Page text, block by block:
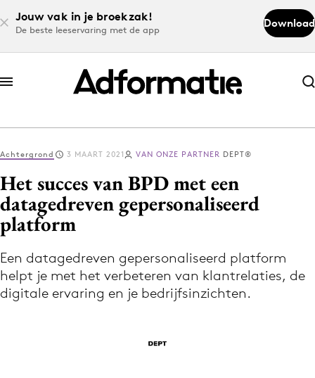
Jouw vak in je broekzak!
De beste leeservaring met de app
Download
Abonneer nu
Abonneer nu
Log in
Download de app
Volg het laatste nieuws via de Adformatie
Nieuws app
Achtergrond 3 MAART 2021 VAN ONZE PARTNER DEPT®
Het succes van BPD met een
datagedreven gepersonaliseerd
platform
Een datagedreven gepersonaliseerd platform
helpt je met het verbeteren van klantrelaties, de
digitale ervaring en je bedrijfsinzichten.